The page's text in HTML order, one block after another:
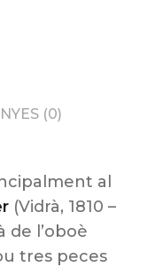
(0)
al
(Vidrà, 1810 –
de l’oboè
tres peces